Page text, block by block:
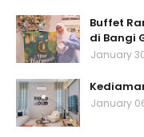
Buffet
di Bangi
January
January